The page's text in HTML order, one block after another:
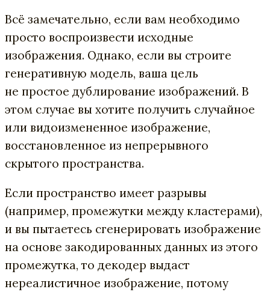
Всё замечательно, если вам необходимо
просто воспроизвести исходные
изображения. Однако, если вы строите
генеративную модель, ваша цель
не простое дублирование изображений. В
этом случае вы хотите получить случайное
или видоизмененное изображение,
восстановленное из непрерывного
скрытого пространства.
Если пространство имеет разрывы
(например, промежутки между кластерами),
и вы пытаетесь сгенерировать изображение
на основе закодированных данных из этого
промежутка, то декодер выдаст
нереалистичное изображение, потому